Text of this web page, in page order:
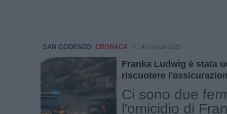
SAN GODENZO CRONACA 14 Gennaio 2026
Franka Ludwig è stata
riscuotere
Ci sono due
l'omicidio di